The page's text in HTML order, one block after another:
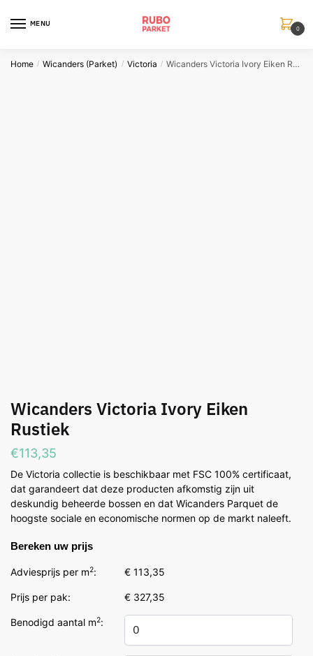
MENU
0
Home / Wicanders (Parket) / Victoria / Wicanders Victoria Ivory Eiken Rustiek
Wicanders Victoria Ivory Eiken
Rustiek
€113,35
De Victoria collectie is beschikbaar met FSC 100% certificaat,
dat garandeert dat deze producten afkomstig zijn uit
deskundig beheerde bossen en dat Wicanders Parquet de
hoogste sociale en economische normen op de markt naleeft.
Bereken uw prijs
Adviesprijs per m2: € 113,35
Prijs per pak: € 327,35
Benodigd aantal m2: